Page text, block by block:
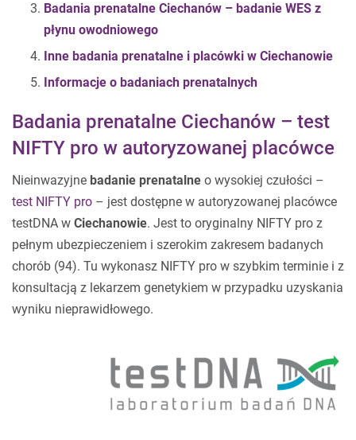
Badania prenatalne Ciechanów – badanie WES z
płynu owodniowego
Inne badania prenatalne i placówki w Ciechanowie
Informacje o badaniach prenatalnych
Badania prenatalne Ciechanów – test
NIFTY pro w autoryzowanej placówce
Nieinwazyjne badanie prenatalne o wysokiej czułości –
test NIFTY pro – jest dostępne w autoryzowanej placówce
testDNA w Ciechanowie. Jest to oryginalny NIFTY pro z
pełnym ubezpieczeniem i szerokim zakresem badanych
chorób (94). Tu wykonasz NIFTY pro w szybkim terminie i z
konsultacją z lekarzem genetykiem w przypadku uzyskania
wyniku nieprawidłowego.